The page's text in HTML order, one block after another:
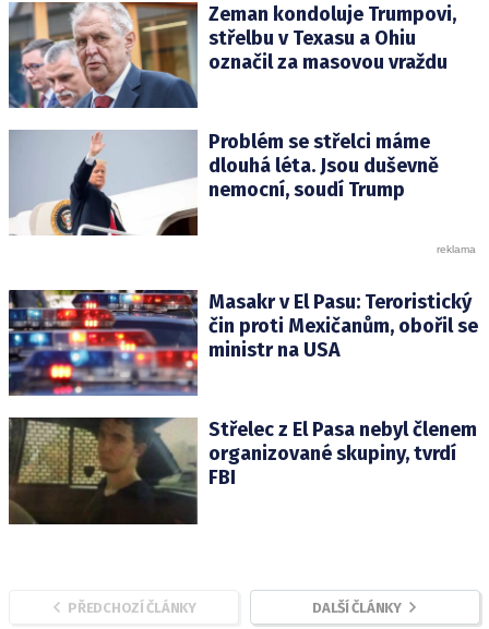
Zeman kondoluje Trumpovi,
střelbu v Texasu a Ohiu
označil za masovou vraždu
Problém se střelci máme
dlouhá léta. Jsou duševně
nemocní, soudí Trump
Masakr v El Pasu: Teroristický
čin proti Mexičanům, obořil se
ministr na USA
Střelec z El Pasa nebyl členem
organizované skupiny, tvrdí
FBI
PŘEDCHOZÍ ČLÁNKY DALŠÍ ČLÁNKY